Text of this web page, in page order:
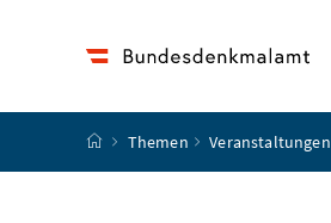
Startseite
Themen Veranstaltungen